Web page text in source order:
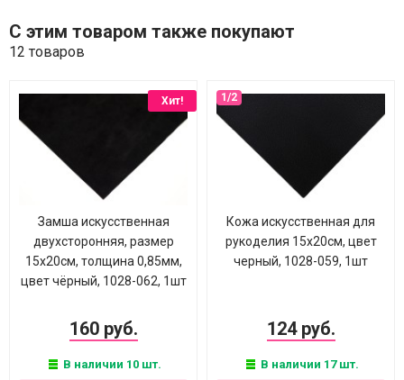
С этим товаром также покупают
12 товаров
Хит!
Замша искусственная
двухсторонняя, размер
15х20см, толщина 0,85мм,
цвет чёрный, 1028-062, 1шт
160 руб.
В наличии 10 шт.
Кожа искусственная для
рукоделия 15х20см, цвет
черный, 1028-059, 1шт
124 руб.
В наличии 17 шт.